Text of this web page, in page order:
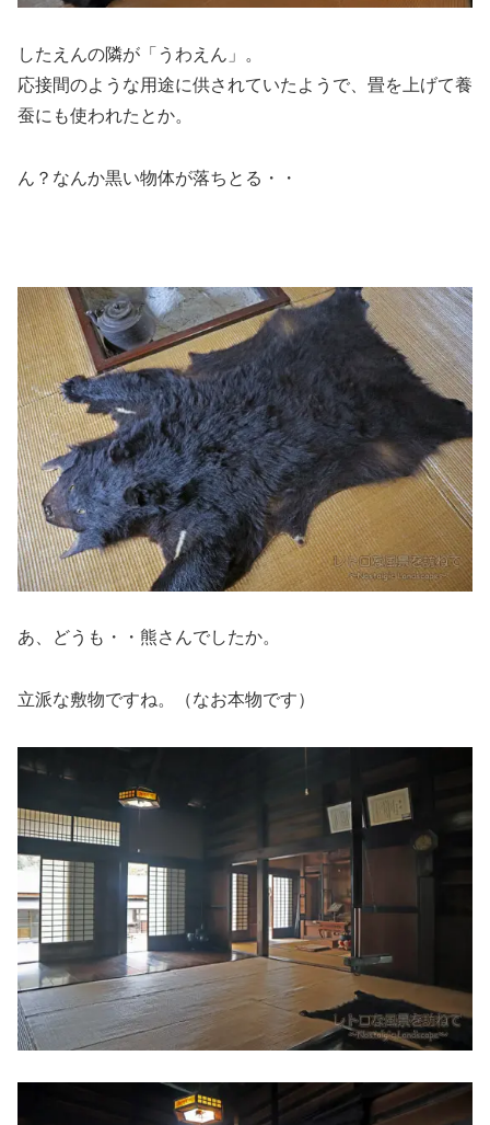
したえんの隣が「うわえん」。
応接間のような用途に供されていたようで、畳を上げて養
蚕にも使われたとか。
ん？なんか黒い物体が落ちとる・・
あ、どうも・・熊さんでしたか。
立派な敷物ですね。（なお本物です）